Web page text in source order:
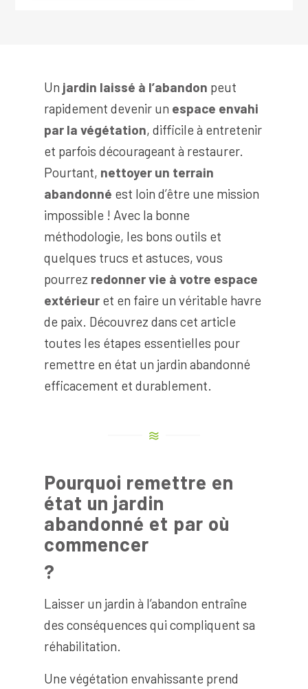
Un jardin laissé à l’abandon peut
rapidement devenir un espace envahi
par la végétation, difficile à entretenir
et parfois décourageant à restaurer.
Pourtant, nettoyer un terrain
abandonné est loin d’être une mission
impossible ! Avec la bonne
méthodologie, les bons outils et
quelques trucs et astuces, vous
pourrez redonner vie à votre espace
extérieuret en faire un véritable havre
de paix. Découvrez dans cet article
toutes les étapes essentielles pour
remettre en état un jardin abandonné
efficacement et durablement.
Pourquoi remettre en
état un jardin
abandonné et par où
commencer
?
Laisser un jardin à l’abandon entraîne
des conséquences qui compliquent sa
réhabilitation.
Une végétation envahissante prend